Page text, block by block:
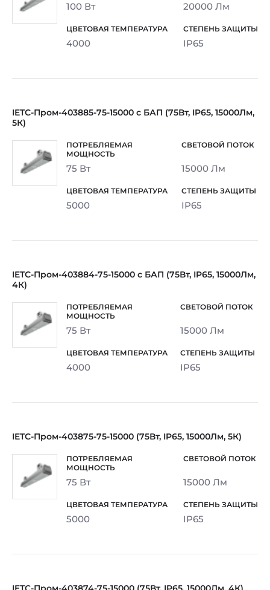
100 Вт 20000 Лм
4000 IP65
IETC-Пром-403885-75-15000 с БАП (75Вт, IP65, 15000Лм,
5К)
75 Вт 15000 Лм
5000 IP65
IETC-Пром-403884-75-15000 с БАП (75Вт, IP65, 15000Лм,
4К)
75 Вт 15000 Лм
4000 IP65
IETC-Пром-403875-75-15000 (75Вт, IP65, 15000Лм, 5К)
75 Вт 15000 Лм
5000 IP65